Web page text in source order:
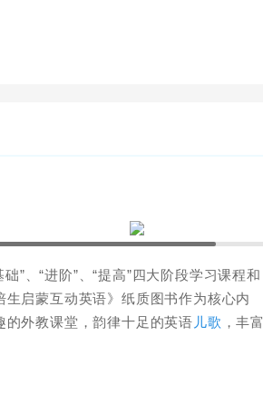
”、“进阶”、“提高”四大阶段学习课程和
启蒙互动英语》纸质图书作为核心内
外教课堂，韵律十足的英语 儿歌 ，丰富